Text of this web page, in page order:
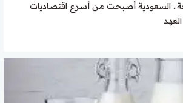
السعودية أصبحت من أسرع اقتصاديات